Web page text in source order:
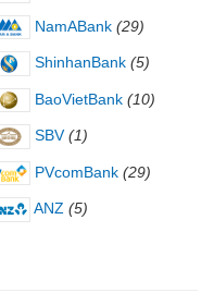
NamABank (29)
ShinhanBank (5)
BaoVietBank (10)
SBV (1)
PVcomBank (29)
ANZ (5)